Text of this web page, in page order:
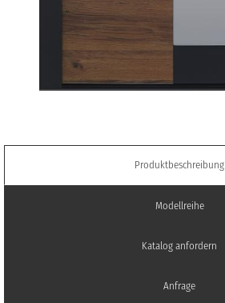
Produktbeschreibung
Modellreihe
Katalog anfordern
Anfrage